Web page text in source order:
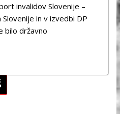
invalidov Slovenije –
in v izvedbi DP
bilo državno